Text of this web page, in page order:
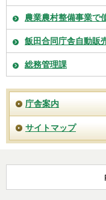
農業農村整備事業で
飯田合同庁舎自動販
総務管理課
庁舎案内
サイトマップ